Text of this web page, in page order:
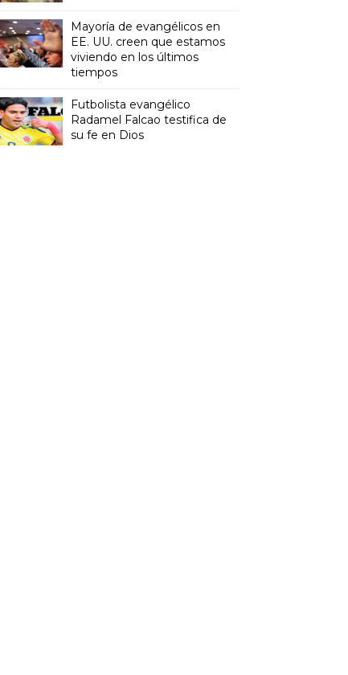
Mayoría de evangélicos en
EE. UU. creen que estamos
viviendo en los últimos
tiempos
Futbolista evangélico
Radamel Falcao testifica de
su fe en Dios